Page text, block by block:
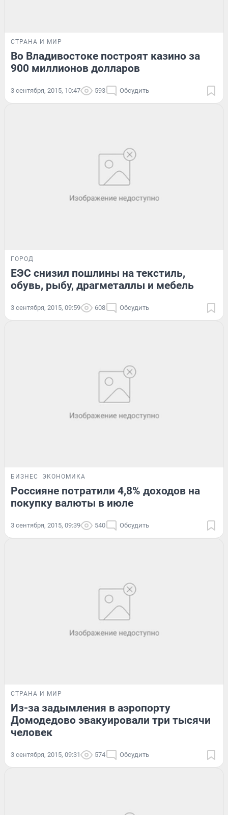
СТРАНА И МИР
Во Владивостоке построят казино за
900 миллионов долларов
3 сентября, 2015, 10:47 593 Обсудить
ГОРОД
ЕЭС снизил пошлины на текстиль,
обувь, рыбу, драгметаллы и мебель
3 сентября, 2015, 09:59 608 Обсудить
БИЗНЕС ЭКОНОМИКА
Россияне потратили 4,8% доходов на
покупку валюты в июле
3 сентября, 2015, 09:39 540 Обсудить
СТРАНА И МИР
Из-за задымления в аэропорту
Домодедово эвакуировали три тысячи
человек
3 сентября, 2015, 09:31 574 Обсудить